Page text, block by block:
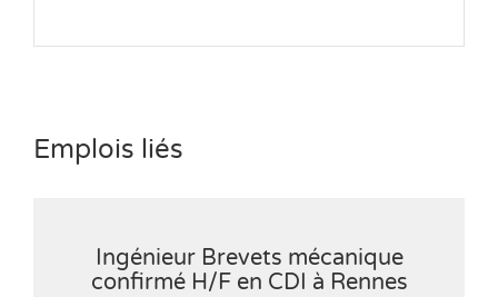
Emplois liés
Ingénieur Brevets mécanique
confirmé H/F en CDI à Rennes